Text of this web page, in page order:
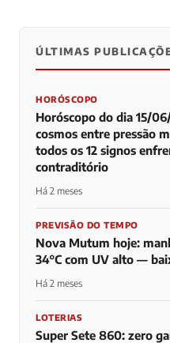
0 0 0
ÚLTIMAS
HORÓSCOPO
Horóscopo do dia 15/
cosmos entre pressão
todos os 12 signos
contraditório
Há 2 meses
PREVISÃO DO TEMPO
Nova Mutum hoje:
34°C com UV alto —
Há 2 meses
LOTERIAS
Super Sete 860: zero